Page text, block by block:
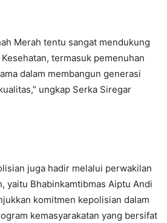
Merah tentu sangat mendukung
termasuk pemenuhan
dalam membangun generasi
ungkap Serka Siregar
juga hadir melalui perwakilan
yaitu Bhabinkamtibmas Aiptu Andi
komitmen kepolisian dalam
kemasyarakatan yang bersifat